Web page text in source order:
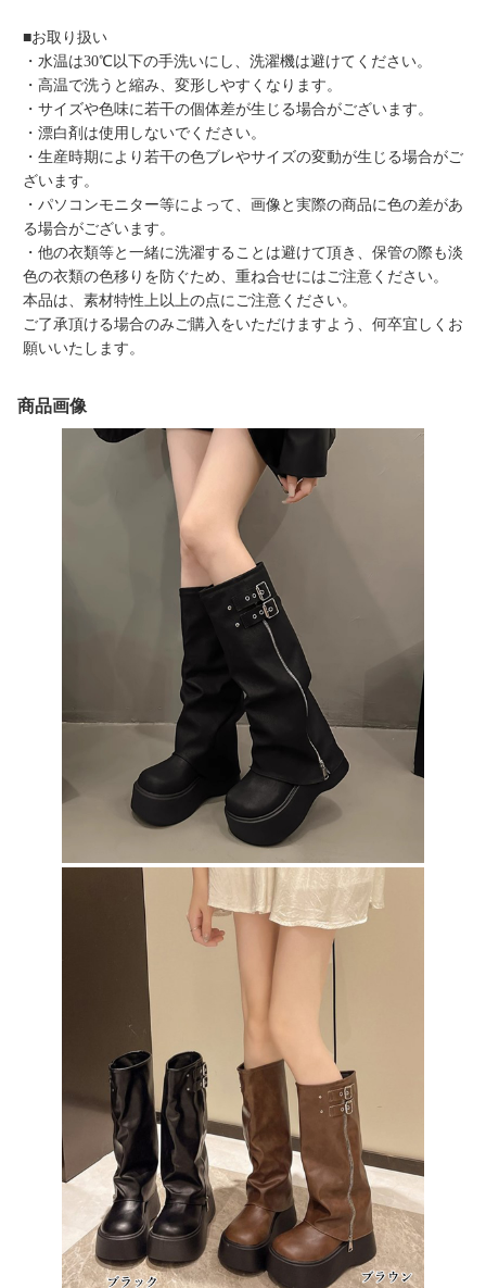
■お取り扱い
・水温は30℃以下の手洗いにし、洗濯機は避けてください。
・高温で洗うと縮み、変形しやすくなります。
・サイズや色味に若干の個体差が生じる場合がございます。
・漂白剤は使用しないでください。
・生産時期により若干の色ブレやサイズの変動が生じる場合がご
ざいます。
・パソコンモニター等によって、画像と実際の商品に色の差があ
る場合がございます。
・他の衣類等と一緒に洗濯することは避けて頂き、保管の際も淡
色の衣類の色移りを防ぐため、重ね合せにはご注意ください。
本品は、素材特性上以上の点にご注意ください。
ご了承頂ける場合のみご購入をいただけますよう、何卒宜しくお
願いいたします。
商品画像